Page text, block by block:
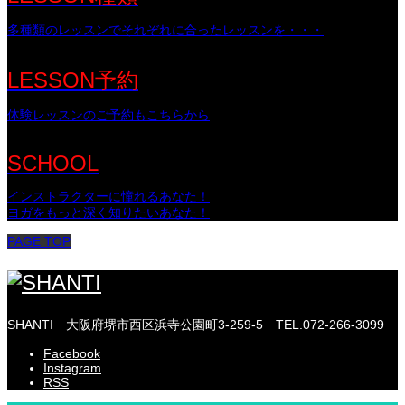
多種類のレッスンでそれぞれに合ったレッスンを・・・
LESSON予約
体験レッスンのご予約もこちらから
SCHOOL
インストラクターに憧れるあなた！
ヨガをもっと深く知りたいあなた！
PAGE TOP
SHANTI 大阪府堺市西区浜寺公園町3-259-5
TEL.072-266-3099
Facebook
Instagram
RSS